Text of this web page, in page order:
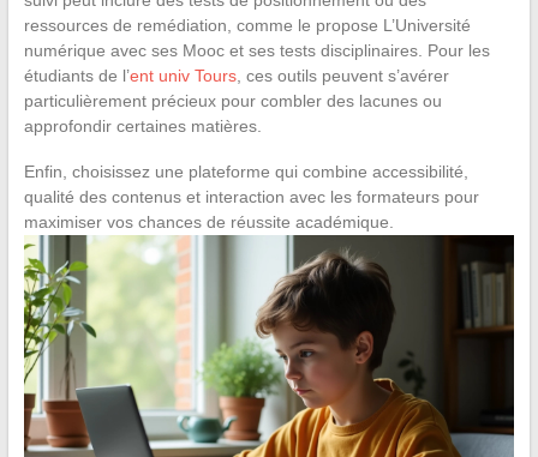
ressources de remédiation, comme le propose L’Université
numérique avec ses Mooc et ses tests disciplinaires. Pour les
étudiants de l’ent univ Tours, ces outils peuvent s’avérer
particulièrement précieux pour combler des lacunes ou
approfondir certaines matières.
Enfin, choisissez une plateforme qui combine accessibilité,
qualité des contenus et interaction avec les formateurs pour
maximiser vos chances de réussite académique.